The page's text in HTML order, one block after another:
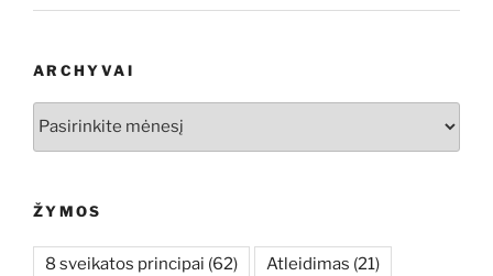
ARCHYVAI
ŽYMOS
8 sveikatos principai (62) Atleidimas (21)